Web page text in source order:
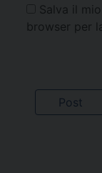
Salva il
browser per